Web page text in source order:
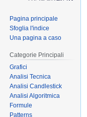
Pagina principale
Sfoglia l'indice
Una pagina a caso
Categorie Principali
Grafici
Analisi Tecnica
Analisi Candlestick
Analisi Algoritmica
Formule
Patterns